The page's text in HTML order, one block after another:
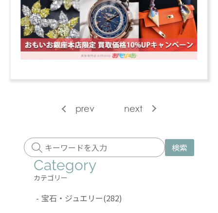
prev next
検索
Category
カテゴリー
- 宝石・ジュエリー(282)